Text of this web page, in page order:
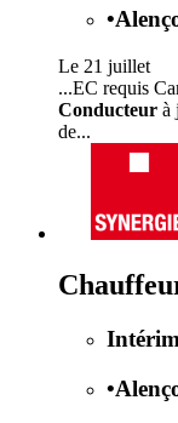
•
Le 21 juillet
...EC requis
Conducteur à
de...
Intérim
•